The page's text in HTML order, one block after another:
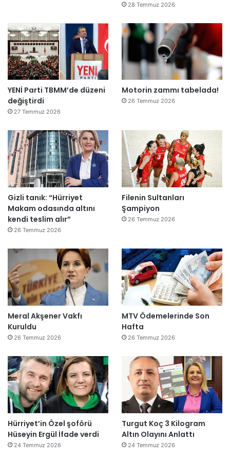
28 Temmuz 2026
YENİ Parti TBMM’de düzeni
değiştirdi
27 Temmuz 2026
Motorin zammı tabelada!
26 Temmuz 2026
Gizli tanık: “Hürriyet
Makam odasında altını
kendi teslim alır”
26 Temmuz 2026
Filenin Sultanları
Şampiyon
26 Temmuz 2026
Meral Akşener Vakfı
Kuruldu
26 Temmuz 2026
MTV Ödemelerinde Son
Hafta
26 Temmuz 2026
Hürriyet’in Özel şoförü
Hüseyin Ergül İfade verdi
24 Temmuz 2026
Turgut Koç 3 Kilogram
Altın Olayını Anlattı
24 Temmuz 2026